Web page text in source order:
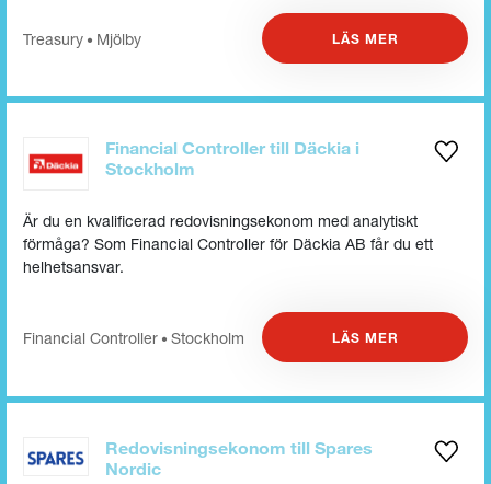
Treasury • Mjölby LÄS MER
Financial Controller till Däckia i
Stockholm
Är du en kvalificerad redovisningsekonom med analytiskt
förmåga? Som Financial Controller för Däckia AB får du ett
helhetsansvar.
Financial Controller • Stockholm LÄS MER
Redovisningsekonom till Spares
Nordic